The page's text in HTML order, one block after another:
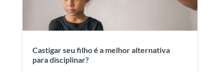
Castigar seu filho é a melhor alternativa
para disciplinar?